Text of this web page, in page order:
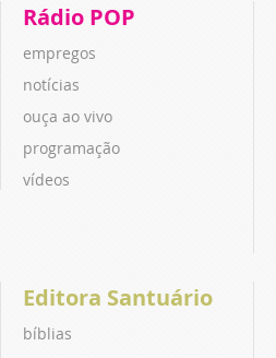
Rádio POP
empregos
notícias
ouça ao vivo
programação
vídeos
Editora Santuário
bíblias